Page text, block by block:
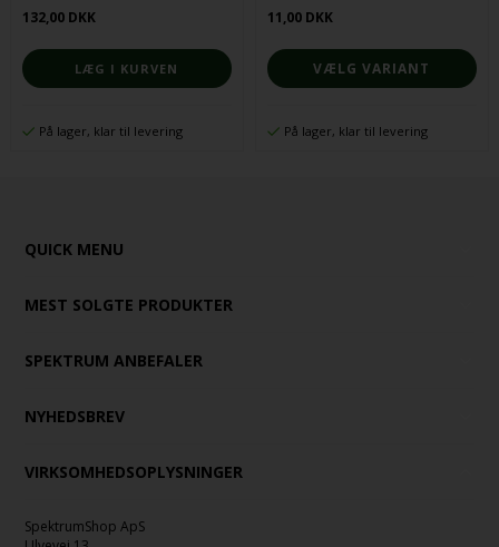
132,00 DKK
På lager, klar til levering
11,00 DKK
VÆLG VARIANT
På lager, klar til levering
QUICK MENU
MEST SOLGTE PRODUKTER
SPEKTRUM ANBEFALER
NYHEDSBREV
VIRKSOMHEDSOPLYSNINGER
SpektrumShop ApS